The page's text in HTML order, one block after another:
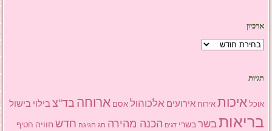
ארכיון
ארכיון
תגיות
אוכל איכות אירוח אירועים אלכוהול אסם ארוחה בד"צ בילוי בישול
בריאותבשר בשרי דגים הכנה מהירה חג חגיגה חדש חוויה חטיף